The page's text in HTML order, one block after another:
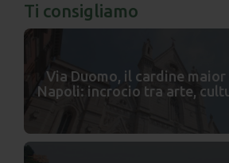
Ti consigliamo
Via Duomo, il cardine
Napoli: incrocio tra arte,